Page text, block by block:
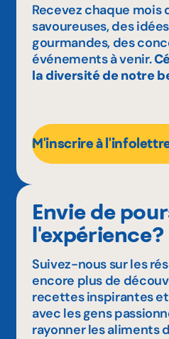
Recevez chaque mois
savoureuses, des
gourmandes, des
événements à venir.
la diversité de notre
M'inscrire à
Envie de
l'expérience?
Suivez-nous sur les
encore plus de
recettes inspirantes
avec les gens
rayonner les aliments